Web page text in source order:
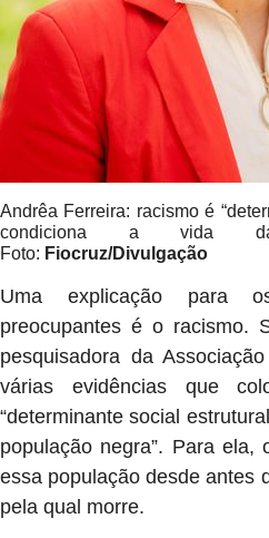
Andrêa Ferreira: racismo é
condiciona a vida da
Foto: Fiocruz/Divulgação
Uma explicação para
preocupantes é o racismo.
pesquisadora da
várias evidências que
“determinante social
população negra”. Para ela,
essa população desde antes
pela qual morre.